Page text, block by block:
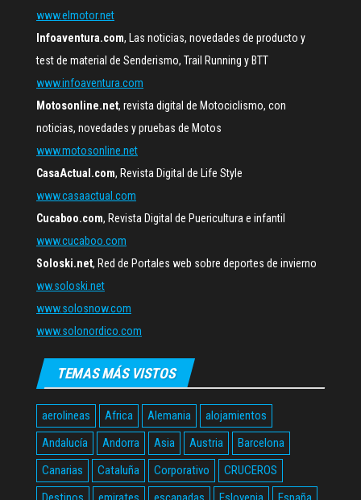
www.elmotor.net
Infoaventura.com, Las noticias, novedades de producto y
test de material de Senderismo, Trail Running y BTT
www.infoaventura.com
Motosonline.net, revista digital de Motociclismo, con
noticias, novedades y pruebas de Motos
www.motosonline.net
CasaActual.com, Revista Digital de Life Style
www.casaactual.com
Cucaboo.com, Revista Digital de Puericultura e infantil
www.cucaboo.com
Soloski.net, Red de Portales web sobre deportes de invierno
ww.soloski.net
www.solosnow.com
www.solonordico.com
TEMAS MÁS VISTOS
aerolineas Africa Alemania
alojamientos
Andalucía
Andorra Asia Austria
Barcelona
Canarias
Cataluña Corporativo
CRUCEROS